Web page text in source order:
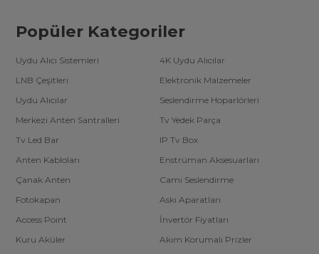
Popüler Kategoriler
Uydu Alıcı Sistemleri
4K Uydu Alıcılar
LNB Çeşitleri
Elektronik Malzemeler
Uydu Alıcılar
Seslendirme Hoparlörleri
Merkezi Anten Santralleri
Tv Yedek Parça
Tv Led Bar
IP Tv Box
Anten Kabloları
Enstrüman Aksesuarları
Çanak Anten
Cami Seslendirme
Fotokapan
Askı Aparatları
Access Point
İnvertör Fiyatları
Kuru Aküler
Akım Korumalı Prizler